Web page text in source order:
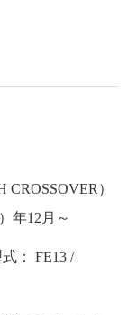
）
年12月～
： FE13 /